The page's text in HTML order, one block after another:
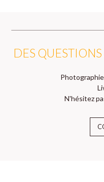
DES
N'hésitez